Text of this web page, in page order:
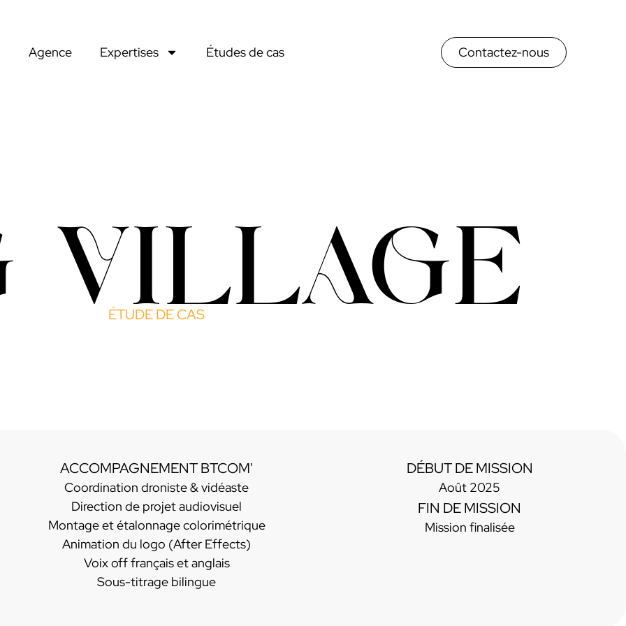
Agence Expertises Études de cas Contactez-nous
VILLAGE
ÉTUDE DE CAS
ACCOMPAGNEMENT BTCOM'
Coordination droniste & vidéaste
Direction de projet audiovisuel
Montage et étalonnage colorimétrique
Animation du logo (After Effects)
Voix off français et anglais
Sous-titrage bilingue
DÉBUT DE MISSION
Août 2025
FIN DE MISSION
Mission finalisée